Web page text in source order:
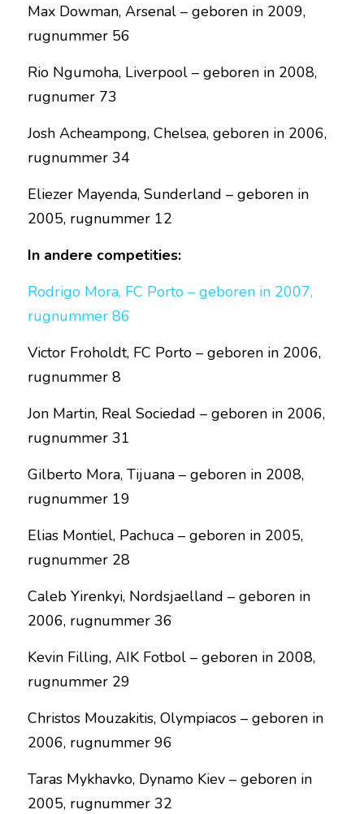
Max Dowman, Arsenal – geboren in 2009,
rugnummer 56
Rio Ngumoha, Liverpool – geboren in 2008,
rugnumer 73
Josh Acheampong, Chelsea, geboren in 2006,
rugnummer 34
Eliezer Mayenda, Sunderland – geboren in
2005, rugnummer 12
In andere competities:
Rodrigo Mora, FC Porto – geboren in 2007,
rugnummer 86
Victor Froholdt, FC Porto – geboren in 2006,
rugnummer 8
Jon Martin, Real Sociedad – geboren in 2006,
rugnummer 31
Gilberto Mora, Tijuana – geboren in 2008,
rugnummer 19
Elias Montiel, Pachuca – geboren in 2005,
rugnummer 28
Caleb Yirenkyi, Nordsjaelland – geboren in
2006, rugnummer 36
Kevin Filling, AIK Fotbol – geboren in 2008,
rugnummer 29
Christos Mouzakitis, Olympiacos – geboren in
2006, rugnummer 96
Taras Mykhavko, Dynamo Kiev – geboren in
2005, rugnummer 32